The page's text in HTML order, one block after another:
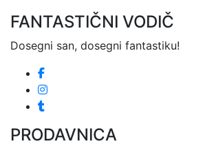
FANTASTIČNI VODIČ
Dosegni san, dosegni fantastiku!
PRODAVNICA